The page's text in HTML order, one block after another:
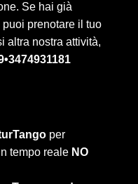
Se hai già
puoi prenotare il tuo
altra nostra attività,
per
tempo reale NO